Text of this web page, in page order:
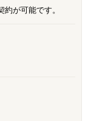
が可能です。